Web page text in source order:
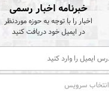
خبرنامه اخبار رسمی
اخبار را با توجه به حوزه موردنظر
در ایمیل خود دریافت کنید
انتخاب سرویس